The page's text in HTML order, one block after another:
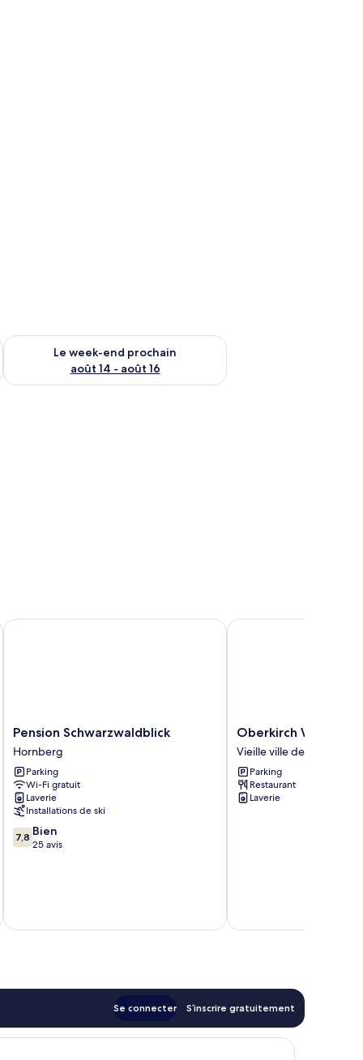
août 7 - août 9
Le week-end prochain
août 14 - août 16
Vérifier la disponibilité pour le week-end prochain août 14 -
Pension
Schwarzwaldblick
Hornberg
Pension Schwarzwaldblick
Hornberg
Parking
Wi-Fi gratuit
Laverie
Installations de ski
7.8
sur
7,8 Bien
25 avis
Pension Schwarzwaldblick
Oberkirch
Weinstuben
Vieille
ville
de
Fribourg-
Oberkirch
Vieille ville de Fribourg-
Parking
Restaurant
Laverie
Oberkirch Weinstuben
Se connecter S’inscrire gratuitement